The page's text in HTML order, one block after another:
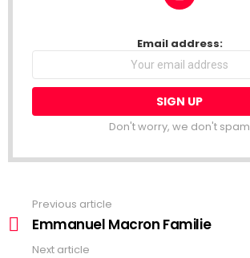
NEWSLETTER Email address:
Don't worry, we don't spam
more
Previous article
Emmanuel Macron Familie
Next article